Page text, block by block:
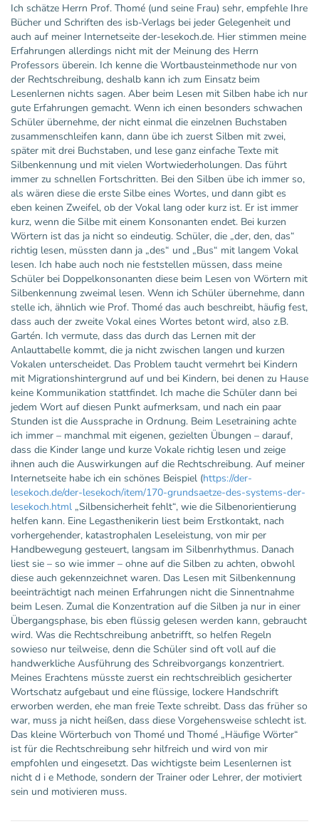
Ich schätze Herrn Prof. Thomé (und seine Frau) sehr, empfehle Ihre
Bücher und Schriften des isb-Verlags bei jeder Gelegenheit und
auch auf meiner Internetseite der-lesekoch.de. Hier stimmen meine
Erfahrungen allerdings nicht mit der Meinung des Herrn
Professors überein. Ich kenne die Wortbausteinmethode nur von
der Rechtschreibung, deshalb kann ich zum Einsatz beim
Lesenlernen nichts sagen. Aber beim Lesen mit Silben habe ich nur
gute Erfahrungen gemacht. Wenn ich einen besonders schwachen
Schüler übernehme, der nicht einmal die einzelnen Buchstaben
zusammenschleifen kann, dann übe ich zuerst Silben mit zwei,
später mit drei Buchstaben, und lese ganz einfache Texte mit
Silbenkennung und mit vielen Wortwiederholungen. Das führt
immer zu schnellen Fortschritten. Bei den Silben übe ich immer so,
als wären diese die erste Silbe eines Wortes, und dann gibt es
eben keinen Zweifel, ob der Vokal lang oder kurz ist. Er ist immer
kurz, wenn die Silbe mit einem Konsonanten endet. Bei kurzen
Wörtern ist das ja nicht so eindeutig. Schüler, die „der, den, das“
richtig lesen, müssten dann ja „des“ und „Bus“ mit langem Vokal
lesen. Ich habe auch noch nie feststellen müssen, dass meine
Schüler bei Doppelkonsonanten diese beim Lesen von Wörtern mit
Silbenkennung zweimal lesen. Wenn ich Schüler übernehme, dann
stelle ich, ähnlich wie Prof. Thomé das auch beschreibt, häufig fest,
dass auch der zweite Vokal eines Wortes betont wird, also z.B.
Gartén. Ich vermute, dass das durch das Lernen mit der
Anlauttabelle kommt, die ja nicht zwischen langen und kurzen
Vokalen unterscheidet. Das Problem taucht vermehrt bei Kindern
mit Migrationshintergrund auf und bei Kindern, bei denen zu Hause
keine Kommunikation stattfindet. Ich mache die Schüler dann bei
jedem Wort auf diesen Punkt aufmerksam, und nach ein paar
Stunden ist die Aussprache in Ordnung. Beim Lesetraining achte
ich immer – manchmal mit eigenen, gezielten Übungen – darauf,
dass die Kinder lange und kurze Vokale richtig lesen und zeige
ihnen auch die Auswirkungen auf die Rechtschreibung. Auf meiner
Internetseite habe ich ein schönes Beispiel (https://der-
lesekoch.de/der-lesekoch/item/170-grundsaetze-des-systems-der-
lesekoch.html „Silbensicherheit fehlt“, wie die Silbenorientierung
helfen kann. Eine Legasthenikerin liest beim Erstkontakt, nach
vorhergehender, katastrophalen Leseleistung, von mir per
Handbewegung gesteuert, langsam im Silbenrhythmus. Danach
liest sie – so wie immer – ohne auf die Silben zu achten, obwohl
diese auch gekennzeichnet waren. Das Lesen mit Silbenkennung
beeinträchtigt nach meinen Erfahrungen nicht die Sinnentnahme
beim Lesen. Zumal die Konzentration auf die Silben ja nur in einer
Übergangsphase, bis eben flüssig gelesen werden kann, gebraucht
wird. Was die Rechtschreibung anbetrifft, so helfen Regeln
sowieso nur teilweise, denn die Schüler sind oft voll auf die
handwerkliche Ausführung des Schreibvorgangs konzentriert.
Meines Erachtens müsste zuerst ein rechtschreiblich gesicherter
Wortschatz aufgebaut und eine flüssige, lockere Handschrift
erworben werden, ehe man freie Texte schreibt. Dass das früher so
war, muss ja nicht heißen, dass diese Vorgehensweise schlecht ist.
Das kleine Wörterbuch von Thomé und Thomé „Häufige Wörter“
ist für die Rechtschreibung sehr hilfreich und wird von mir
empfohlen und eingesetzt. Das wichtigste beim Lesenlernen ist
nicht d i e Methode, sondern der Trainer oder Lehrer, der motiviert
sein und motivieren muss.